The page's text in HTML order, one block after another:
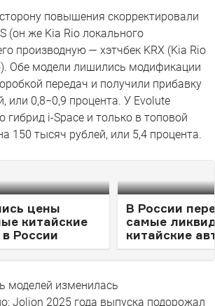
повышения скорректировали
(он же Kia Rio локального
производную — хэтчбек KRX (Kia Rio
Обе модели лишились модификации
передач и получили прибавку
или 0,8−0,9 процента. У Evolute
гибрид i-Space и только в топовой
150 тысяч рублей, или 5,4 процента.
цены
китайские
России
В России
самые
китайские
моделей изменилась
Jolion 2025 года выпуска подорожал